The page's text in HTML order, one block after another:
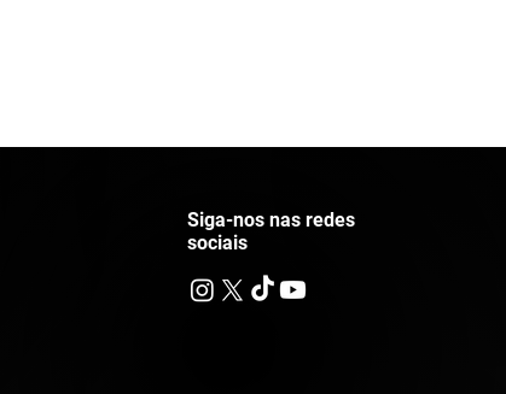
Siga-nos nas redes
sociais